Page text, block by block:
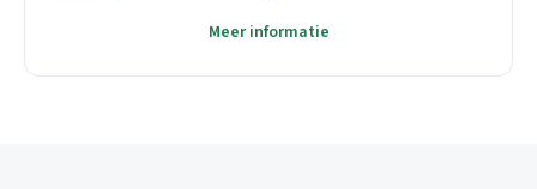
Meer informatie